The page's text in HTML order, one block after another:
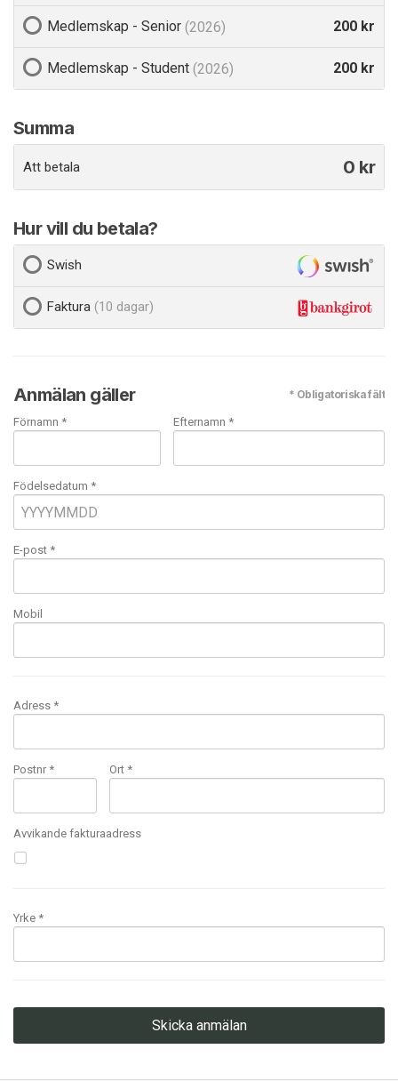
Medlemskap - Senior (2026) 200 kr
Medlemskap - Student (2026) 200 kr
Summa
Att betala 0 kr
Hur vill du betala?
Swish
Faktura (10 dagar)
Anmälan gäller * Obligatoriska fält
Förnamn * Efternamn *
Födelsedatum *
E-post *
Mobil
Adress *
Postnr * Ort *
Avvikande fakturaadress
Yrke *